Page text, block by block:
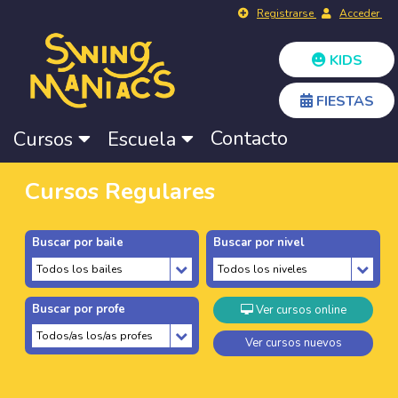
Registrarse Acceder
KIDS
FIESTAS
Cursos Escuela Contacto
Cursos Regulares
Buscar por baile Buscar por nivel
Buscar por profe Ver cursos online
Ver cursos nuevos